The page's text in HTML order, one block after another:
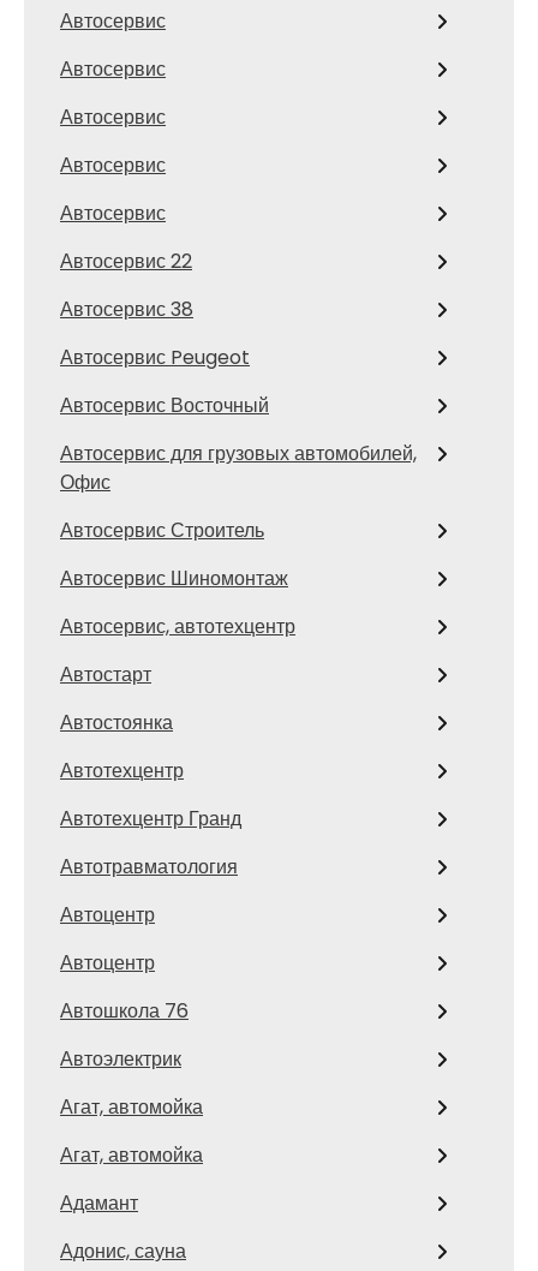
Автосервис
Автосервис
Автосервис
Автосервис
Автосервис
Автосервис 22
Автосервис 38
Автосервис Peugeot
Автосервис Восточный
Автосервис для грузовых автомобилей,
Офис
Автосервис Строитель
Автосервис Шиномонтаж
Автосервис, автотехцентр
Автостарт
Автостоянка
Автотехцентр
Автотехцентр Гранд
Автотравматология
Автоцентр
Автоцентр
Автошкола 76
Автоэлектрик
Агат, автомойка
Агат, автомойка
Адамант
Адонис, сауна